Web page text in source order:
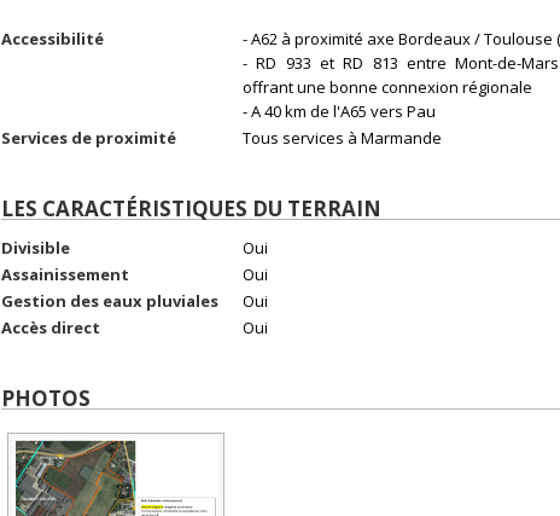
Accessibilité
- A62 à proximité axe Bordeaux / Toulouse
- RD 933 et RD 813 entre Mont-de-
offrant une bonne connexion régionale
- A 40 km de l'A65 vers Pau
Services de proximité
Tous services à Marmande
LES CARACTÉRISTIQUES DU TERRAIN
Divisible
Oui
Assainissement
Oui
Gestion des eaux pluviales
Oui
Accès direct
Oui
PHOTOS